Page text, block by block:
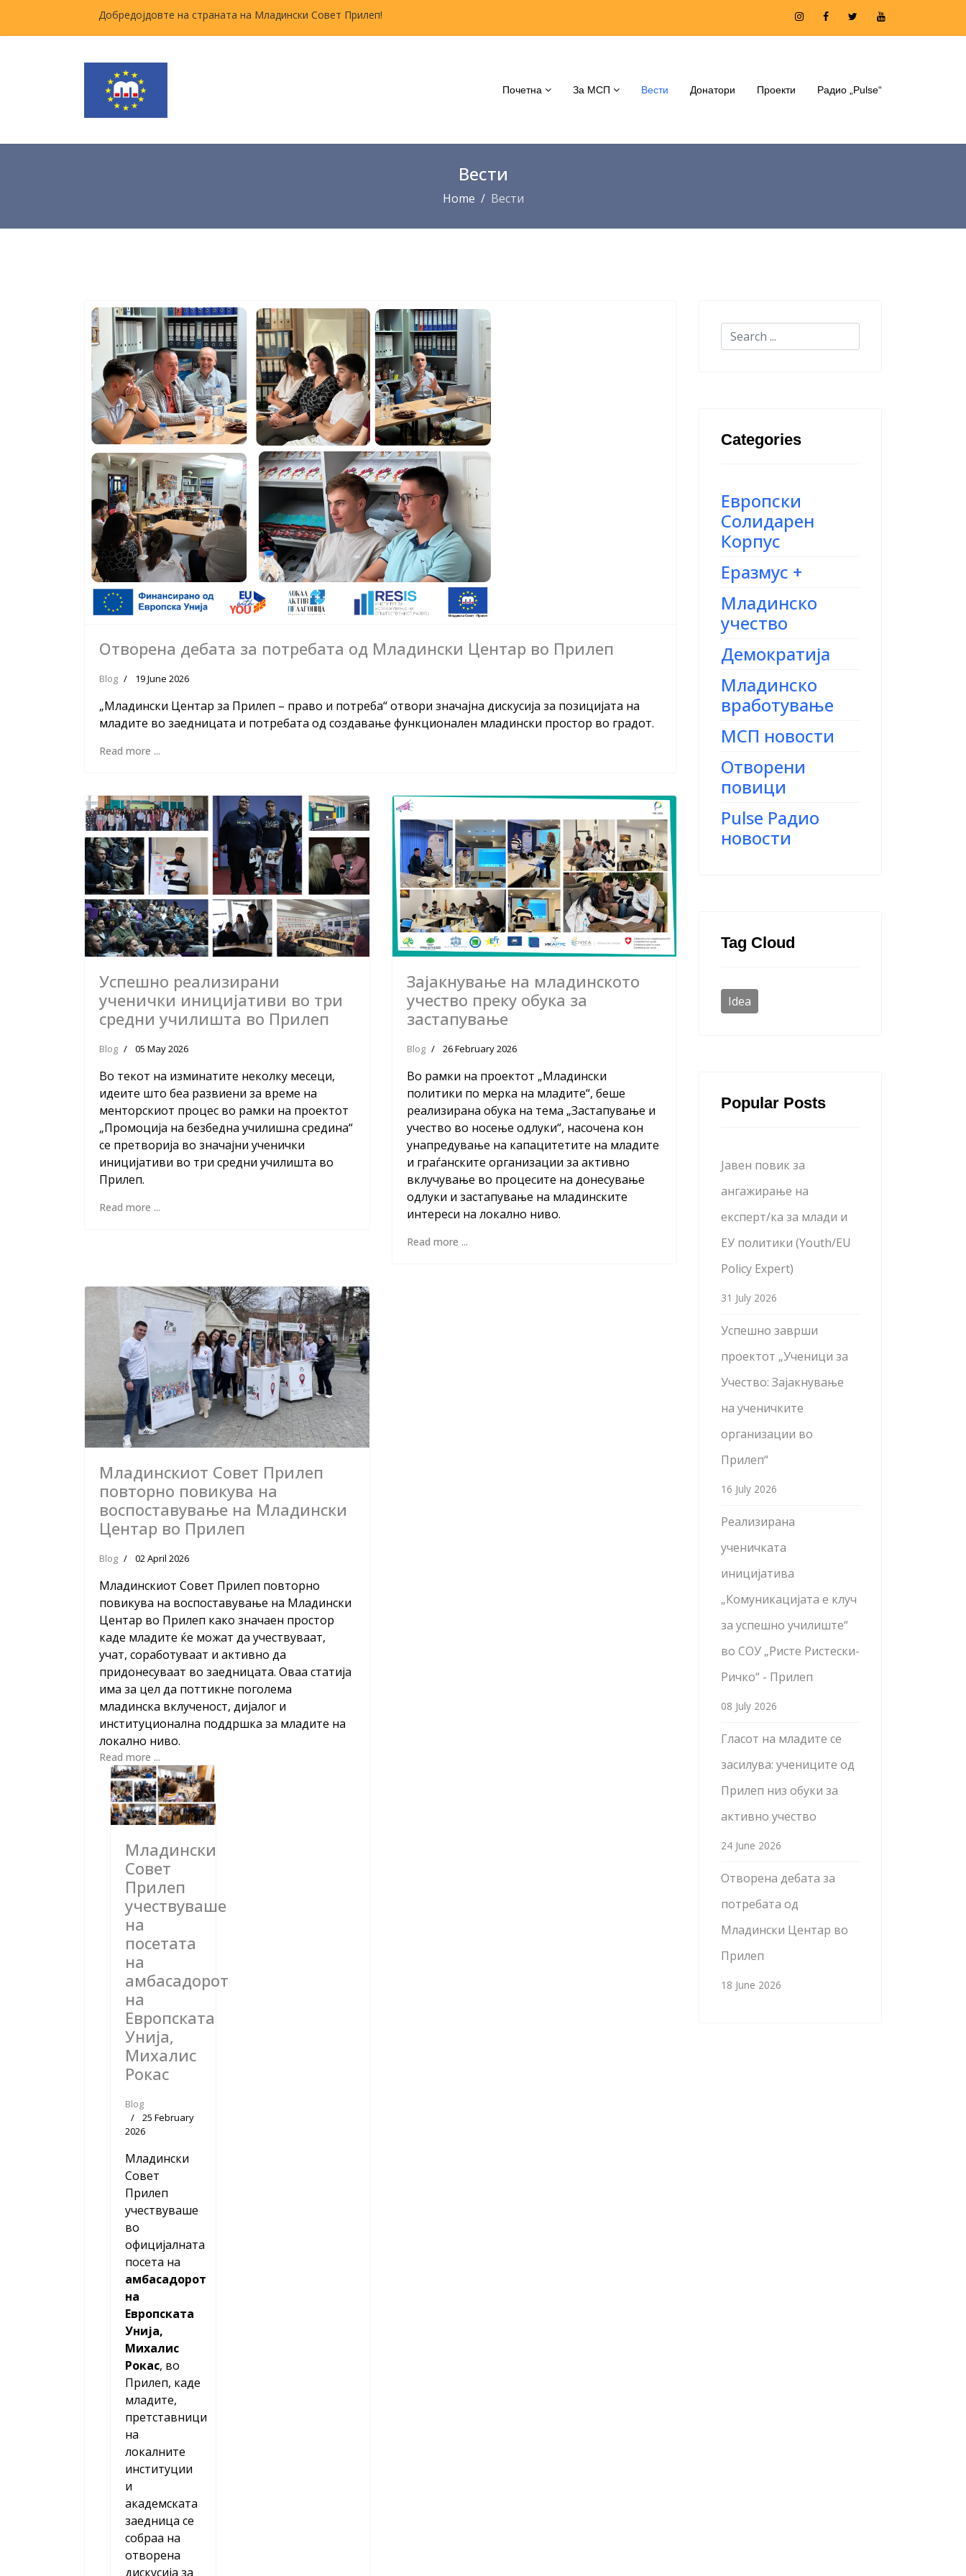
Добредојдовте на страната на Младински Совет Прилеп!
Почетна За МСП Вести Донатори Проекти Радио „Pulse“
Вести
Home Вести
Отворена дебата за потребата од Младински Центар во Прилеп
Blog 19 June 2026
„Младински Центар за Прилеп – право и потреба“ отвори значајна дискусија за позицијата на
младите во заедницата и потребата од создавање функционален младински простор во градот.
Read more ...
Успешно реализирани
ученички иницијативи во три
средни училишта во Прилеп
Blog 05 May 2026
Во текот на изминатите неколку месеци,
идеите што беа развиени за време на
менторскиот процес во рамки на проектот
„Промоција на безбедна училишна средина“
се претворија во значајни ученички
иницијативи во три средни училишта во
Прилеп.
Read more ...
Зајакнување на младинското
учество преку обука за
застапување
Blog 26 February 2026
Во рамки на проектот „Младински
политики по мерка на младите“, беше
реализирана обука на тема „Застапување и
учество во носење одлуки“, насочена кон
унапредување на капацитетите на младите
и граѓанските организации за активно
вклучување во процесите на донесување
одлуки и застапување на младинските
интереси на локално ниво.
Read more ...
Младинскиот Совет Прилеп
повторно повикува на
воспоставување на Младински
Центар во Прилеп
Blog 02 April 2026
Младинскиот Совет Прилеп повторно
повикува на воспоставување на Младински
Центар во Прилеп како значаен простор
каде младите ќе можат да учествуваат,
учат, соработуваат и активно да
придонесуваат во заедницата. Оваа статија
има за цел да поттикне поголема
младинска вклученост, дијалог и
институционална поддршка за младите на
локално ниво.
Read more ...
Младински
Совет
Прилеп
учествуваше
на
посетата
на
амбасадорот
на
Европската
Унија,
Михалис
Рокас
Blog
25 February
2026
Младински
Совет
Прилеп
учествуваше
во
официјалната
посета на
амбасадорот
на
Европската
Унија,
Михалис
Рокас, во
Прилеп, каде
младите,
претставници
на
локалните
институции
и
академската
заедница се
собраа на
отворена
дискусија за
Categories
Европски
Солидарен
Корпус
Еразмус +
Младинско
учество
Демократија
Младинско
вработување
МСП новости
Отворени
повици
Pulse Радио
новости
Tag Cloud
Idea
Popular Posts
Јавен повик за
ангажирање на
експерт/ка за млади и
ЕУ политики (Youth/EU
Policy Expert)
31 July 2026
Успешно заврши
проектот „Ученици за
Учество: Зајакнување
на ученичките
организации во
Прилеп“
16 July 2026
Реализирана
ученичката
иницијатива
„Комуникацијата е клуч
за успешно училиште“
во СОУ „Ристе Ристески-
Ричко“ - Прилеп
08 July 2026
Гласот на младите се
засилува: учениците од
Прилеп низ обуки за
активно учество
24 June 2026
Отворена дебата за
потребата од
Младински Центар во
Прилеп
18 June 2026